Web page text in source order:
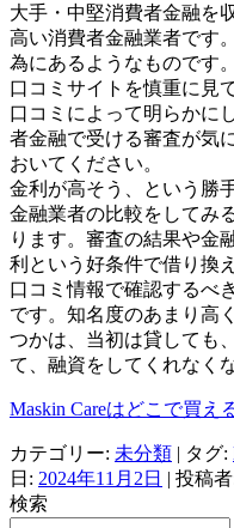
大手・中堅消費者金融を
高い消費者金融業者です
為にあるようなものです
口コミサイトを慎重に見
口コミによって明らかに
者金融で受ける審査が気
おいてください。
金利が高そう、という勝
金融業者の比較をしてみ
ります。審査の結果や金
利という好条件で借り換
口コミ情報で確認するべ
です。知名度のあまり高
つかは、当初は貸しても
て、融資をしてくれなく
Maskin Careはどこで買え
カテゴリー: 未分類 | タグ:
日: 2024年11月2日 | 投稿
検索